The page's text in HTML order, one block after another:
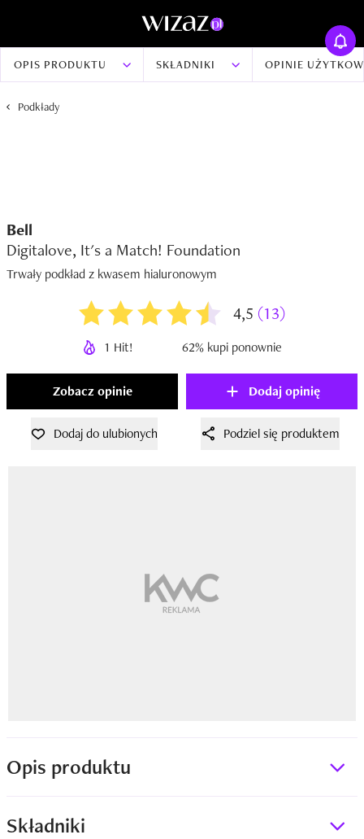
OPIS PRODUKTU SKŁADNIKI OPINIE
Podkłady
Bell
Digitalove, It's a Match! Foundation
Trwały podkład z kwasem hialuronowym
4,5 (13)
1 Hit! 62% kupi ponownie
Zobacz opinie Dodaj opinię
Dodaj do ulubionych Podziel się produktem
Opis produktu
Składniki